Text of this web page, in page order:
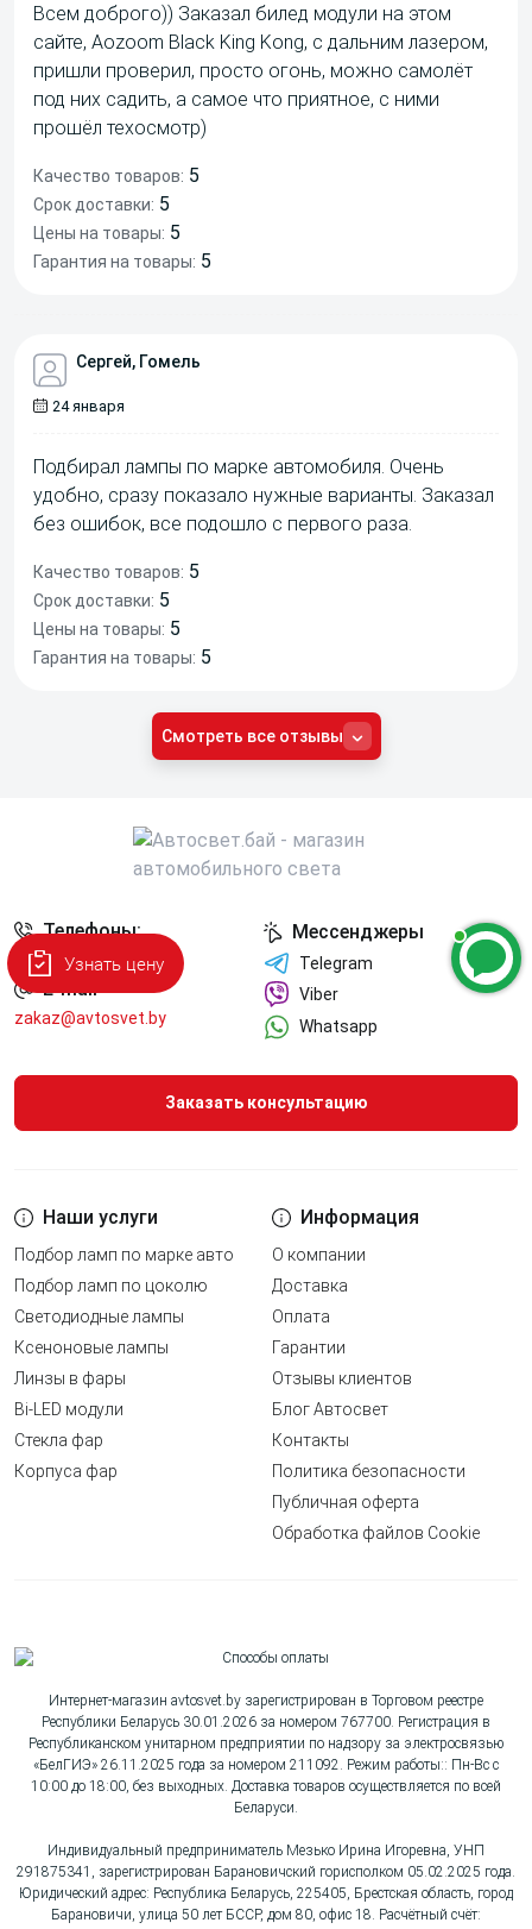
Всем доброго)) Заказал билед модули на этом
сайте, Aozoom Black King Kong, с дальним лазером,
пришли проверил, просто огонь, можно самолёт
под них садить, а самое что приятное, с ними
прошёл техосмотр)
Качество товаров: 5
Срок доставки: 5
Цены на товары: 5
Гарантия на товары: 5
Сергей, Гомель
24 января
Подбирал лампы по марке автомобиля. Очень
удобно, сразу показало нужные варианты. Заказал
без ошибок, все подошло с первого раза.
Качество товаров: 5
Срок доставки: 5
Цены на товары: 5
Гарантия на товары: 5
Смотреть все отзывы
Телефоны:
+375 (33) 340-30-50
E-mail
zakaz@avtosvet.by
Мессенджеры
Telegram
Viber
Whatsapp
Заказать консультацию
Наши услуги
Подбор ламп по марке авто
Подбор ламп по цоколю
Светодиодные лампы
Ксеноновые лампы
Линзы в фары
Bi-LED модули
Стекла фар
Корпуса фар
Информация
О компании
Доставка
Оплата
Гарантии
Отзывы клиентов
Блог Автосвет
Контакты
Политика безопасности
Публичная оферта
Обработка файлов Cookie
Интернет-магазин avtosvet.by зарегистрирован в Торговом реестре
Республики Беларусь 30.01.2026 за номером 767700. Регистрация в
Республиканском унитарном предприятии по надзору за электросвязью
«БелГИЭ» 26.11.2025 года за номером 211092. Режим работы:: Пн-Вс с
10:00 до 18:00, без выходных. Доставка товаров осуществляется по всей
Беларуси.
Индивидуальный предприниматель Мезько Ирина Игоревна, УНП
291875341, зарегистрирован Барановичский горисполком 05.02.2025 года.
Юридический адрес: Республика Беларусь, 225405, Брестская область, город
Барановичи, улица 50 лет БССР, дом 80, офис 18. Расчётный счёт:
Узнать цену